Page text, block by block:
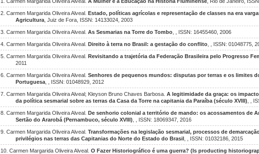
2. Carmen Margarida Oliveira Alveal. Estado, políticas agrícolas e representação de classes na era
Agricultura , Juiz de Fora, ISSN: 14133024, 2003
3. Carmen Margarida Oliveira Alveal. As Sesmarias na Torre do Tombo , , ISSN: 16455460, 2006
4. Carmen Margarida Oliveira Alveal. Direito à terra no Brasil: a gestação do conflito , , ISSN: 01048775,
5. Carmen Margarida Oliveira Alveal. Revisitando a trajetória da Federação Brasileira pelo Progresso
2011
6. Carmen Margarida Oliveira Alveal. Senhores de pequenos mundos: disputas por terras e os limites
Portuguesa , , ISSN: 01048929, 2012
7. Carmen Margarida Oliveira Alveal; Kleyson Bruno Chaves Barbosa. A legitimidade da graça: os
da política sesmarial sobre as terras da Casa da Torre na capitania da Paraíba (século XVIII)
, ,
8. Carmen Margarida Oliveira Alveal. De senhorio colonial a território de mando: os acossamentos de
Sertão do Ararobá (Pernambuco, século XVIII)
, , ISSN: 18069347, 2016
9. Carmen Margarida Oliveira Alveal. Transformações na legislação sesmarial, processos de
privilégios nas terras das Capitanias do Norte do Estado do Brasil , , ISSN: 01032186, 2015
10. Carmen Margarida Oliveira Alveal. O Fazer Historiográfico é uma guerra? (Is producting